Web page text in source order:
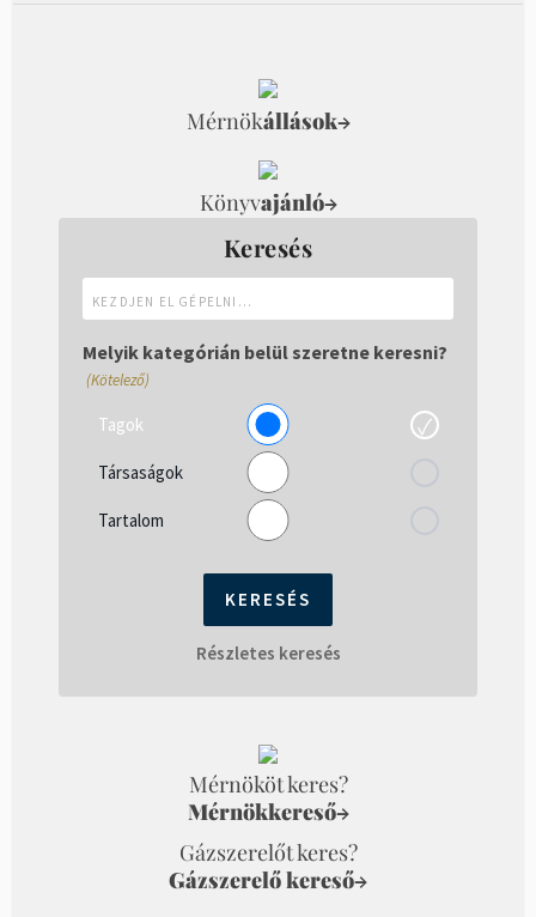
Mérnökállások→
Könyvajánló→
Keresés
el
gépelni...
Melyik kategórián belül szeretne keresni?
(Kötelező)
Tagok
Társaságok
Tartalom
Részletes keresés
Mérnököt keres?
Mérnökkereső→
Gázszerelőt keres?
Gázszerelő kereső→